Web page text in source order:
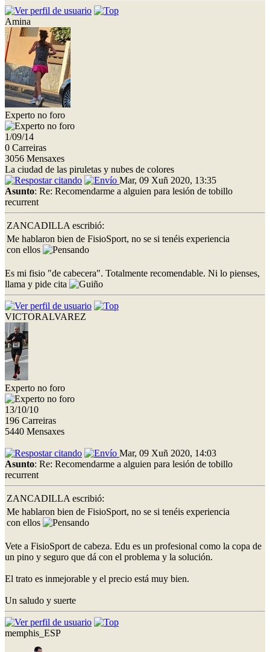
Amina
Experto no foro
1/09/14
0 Carreiras
3056 Mensaxes
La ciudad de las piruletas y nubes de colores
Mar, 09 Xuñ 2020, 13:35
Asunto: Re: Recomendarme a alguien para lesión de tobillo
recurrent
ZANCADILLA escribió:
Me hablaron bien de FisioSport, no se si tenéis experiencia
con ellos
Es mi fisio "de cabecera". Totalmente recomendable. Ni lo pienses,
llama y pide cita
VICTORALVAREZ
Experto no foro
13/10/10
196 Carreiras
5440 Mensaxes
Mar, 09 Xuñ 2020, 14:03
Asunto: Re: Recomendarme a alguien para lesión de tobillo
recurrent
ZANCADILLA escribió:
Me hablaron bien de FisioSport, no se si tenéis experiencia
con ellos
Vete a FisioSport de cabeza. Edu es un profesional como la copa de
un pino y seguro que dá con el problema y la solución.
El trato es inmejorable y el precio está muy bien.
Un saludo y suerte
memphis_ESP